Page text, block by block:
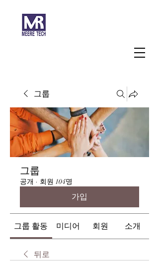
그룹
그룹
공개 · 회원 104명
가입
그룹 활동 미디어 회원 소개
뒤로